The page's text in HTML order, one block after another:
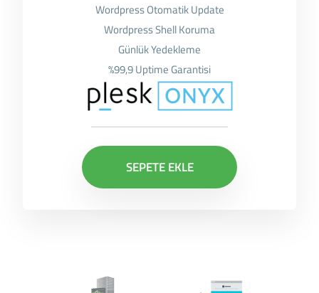
Wordpress Otomatik Update
Wordpress Shell Koruma
Günlük Yedekleme
%99,9 Uptime Garantisi
SEPETE EKLE